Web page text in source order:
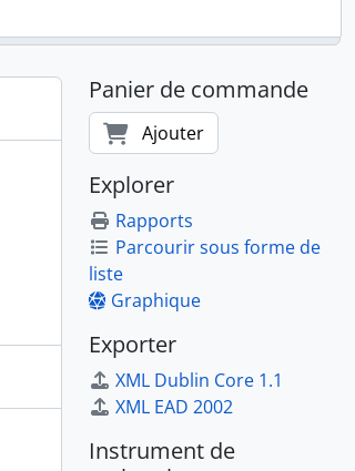
Panier de commande
Ajouter
Explorer
Rapports
Parcourir sous forme de
liste
Graphique
Exporter
XML Dublin Core 1.1
XML EAD 2002
Instrument de